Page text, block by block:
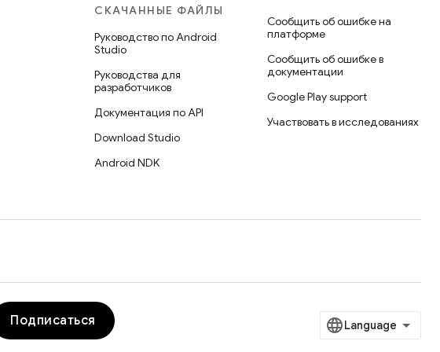
СКАЧАННЫЕ ФАЙЛЫ
Руководство по Android
Studio
Руководства для
разработчиков
Документация по API
Download Studio
Android NDK
Сообщить об ошибке на
платформе
Сообщить об ошибке в
документации
Google Play support
Участвовать в исследованиях
Подписаться